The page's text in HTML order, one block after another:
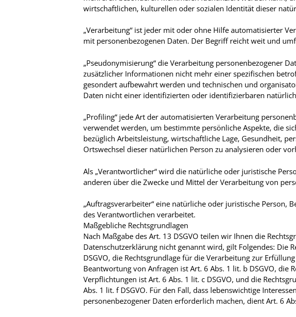
wirtschaftlichen, kulturellen oder sozialen Identität dieser
„Verarbeitung“ ist jeder mit oder ohne Hilfe automatisierter
mit personenbezogenen Daten. Der Begriff reicht weit und
„Pseudonymisierung“ die Verarbeitung personenbezogener
zusätzlicher Informationen nicht mehr einer spezifischen
gesondert aufbewahrt werden und technischen und
Daten nicht einer identifizierten oder identifizierbaren
„Profiling“ jede Art der automatisierten Verarbeitung
verwendet werden, um bestimmte persönliche Aspekte, die
bezüglich Arbeitsleistung, wirtschaftliche Lage, Gesundheit,
Ortswechsel dieser natürlichen Person zu analysieren oder
Als „Verantwortlicher“ wird die natürliche oder juristische
anderen über die Zwecke und Mittel der Verarbeitung von
„Auftragsverarbeiter“ eine natürliche oder juristische Person,
des Verantwortlichen verarbeitet.
Maßgebliche Rechtsgrundlagen
Nach Maßgabe des Art. 13 DSGVO teilen wir Ihnen die
Datenschutzerklärung nicht genannt wird, gilt Folgendes: Die
DSGVO, die Rechtsgrundlage für die Verarbeitung zur
Beantwortung von Anfragen ist Art. 6 Abs. 1 lit. b DSGVO,
Verpflichtungen ist Art. 6 Abs. 1 lit. c DSGVO, und die
Abs. 1 lit. f DSGVO. Für den Fall, dass lebenswichtige
personenbezogener Daten erforderlich machen, dient Art. 6